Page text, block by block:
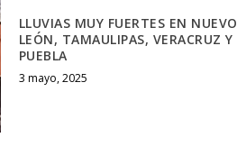
LLUVIAS MUY FUERTES EN NUEVO
LEÓN, TAMAULIPAS, VERACRUZ Y
PUEBLA
3 mayo, 2025